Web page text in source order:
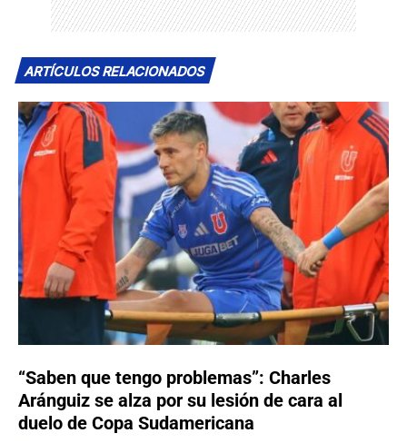
ARTÍCULOS RELACIONADOS
“Saben que tengo problemas”: Charles
Aránguiz se alza por su lesión de cara al
duelo de Copa Sudamericana